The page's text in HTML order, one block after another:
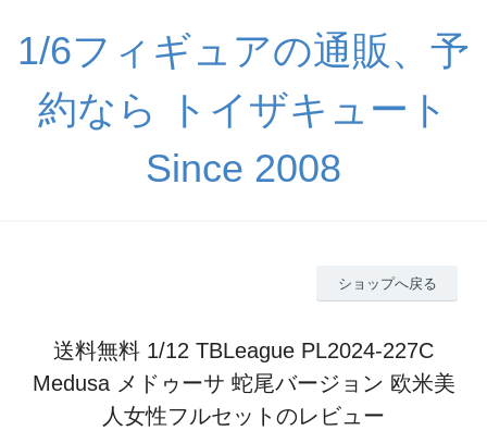
1/6フィギュアの通販、予
約なら トイザキュート
Since 2008
ショップへ戻る
送料無料 1/12 TBLeague PL2024-227C
Medusa メドゥーサ 蛇尾バージョン 欧米美
人女性フルセットのレビュー